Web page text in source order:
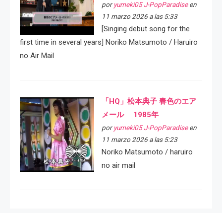
por yumeki05 J-PopParadiseen
11 marzo 2026 a las 5:33
[Singing debut song for the
first time in several years] Noriko Matsumoto / Haruiro
no Air Mail
「HQ」松本典子 春色のエア
メール 1985年
por yumeki05 J-PopParadiseen
11 marzo 2026 a las 5:23
Noriko Matsumoto / haruiro
no air mail